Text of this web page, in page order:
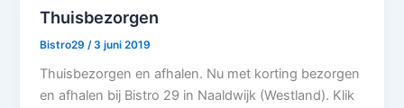
Thuisbezorgen
Bistro29 /3 juni 2019
Thuisbezorgen en afhalen. Nu met korting bezorgen
en afhalen bij Bistro 29 in Naaldwijk (Westland). Klik